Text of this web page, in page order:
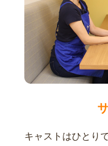
キャストはひとり